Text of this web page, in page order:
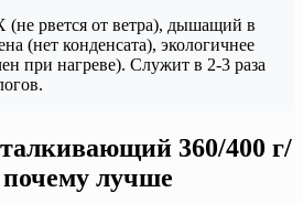
(не рвется от ветра), дышащий в
(нет конденсата), экологичнее
при нагреве). Служит в 2-3 раза
360/400 г/
лучше